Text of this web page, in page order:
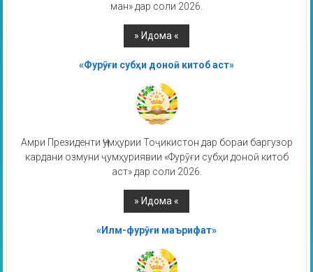
ман» дар соли 2026.
«Фурӯғи субҳи доноӣ китоб аст»
Амри Президенти Ҷумҳурии Тоҷикистон дар бораи баргузор
кардани озмуни ҷумҳуриявии «Фурӯғи субҳи доноӣ китоб
аст» дар соли 2026.
«Илм-фурӯғи маърифат»